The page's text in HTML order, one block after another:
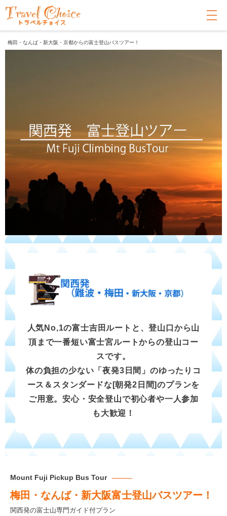
梅田・なんば・新大阪・京都からの富士登山バスツアー！
人気No,1の富士吉田ルートと、登山口から山
頂まで一番短い富士宮ルートからの登山コー
スです。
体の負担の少ない「夜発3日間」のゆったりコ
ース＆スタンダードな[朝発2日間]のプランを
ご用意。安心・安全登山で初心者や一人参加
も大歓迎！
Mount Fuji Pickup Bus Tour
梅田・なんば・新大阪富士登山バスツアー！
関西発の富士山専門ガイド付プラン